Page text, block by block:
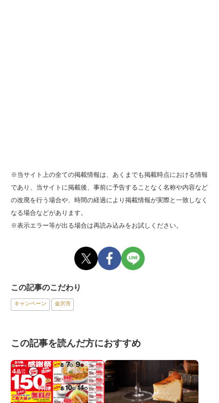
※当サイト上の全ての掲載情報は、あくまでも掲載時点における情報
であり、当サイトに掲載後、事前に予告することなく名称や内容など
の改廃を行う場合や、時間の経過により掲載情報が実際と一致しなく
なる場合などがあります。
※表示エラー等が出る場合は再読み込みをお試しください。
この記事のこだわり
キャンペーン 金沢市
この記事を読んだ方におすすめ